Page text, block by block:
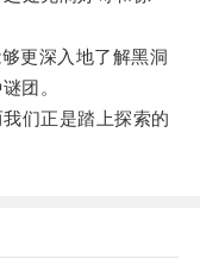
更深入地了解黑洞
团。
们正是踏上探索的